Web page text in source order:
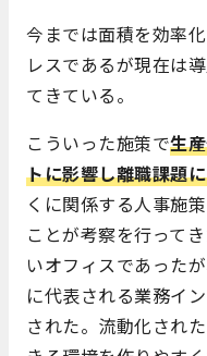
今までは面積を効率
レスであるが現在は
てきている。
こういった施策で生
トに影響し離職課題
くに関係する人事施
ことが考察を行って
いオフィスであった
に代表される業務イ
された。流動化され